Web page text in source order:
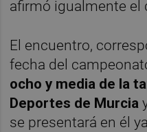
afirmó igualmente el
El encuentro,
fecha del
ocho y media de la
Deportes de Murcia
se presentará en él